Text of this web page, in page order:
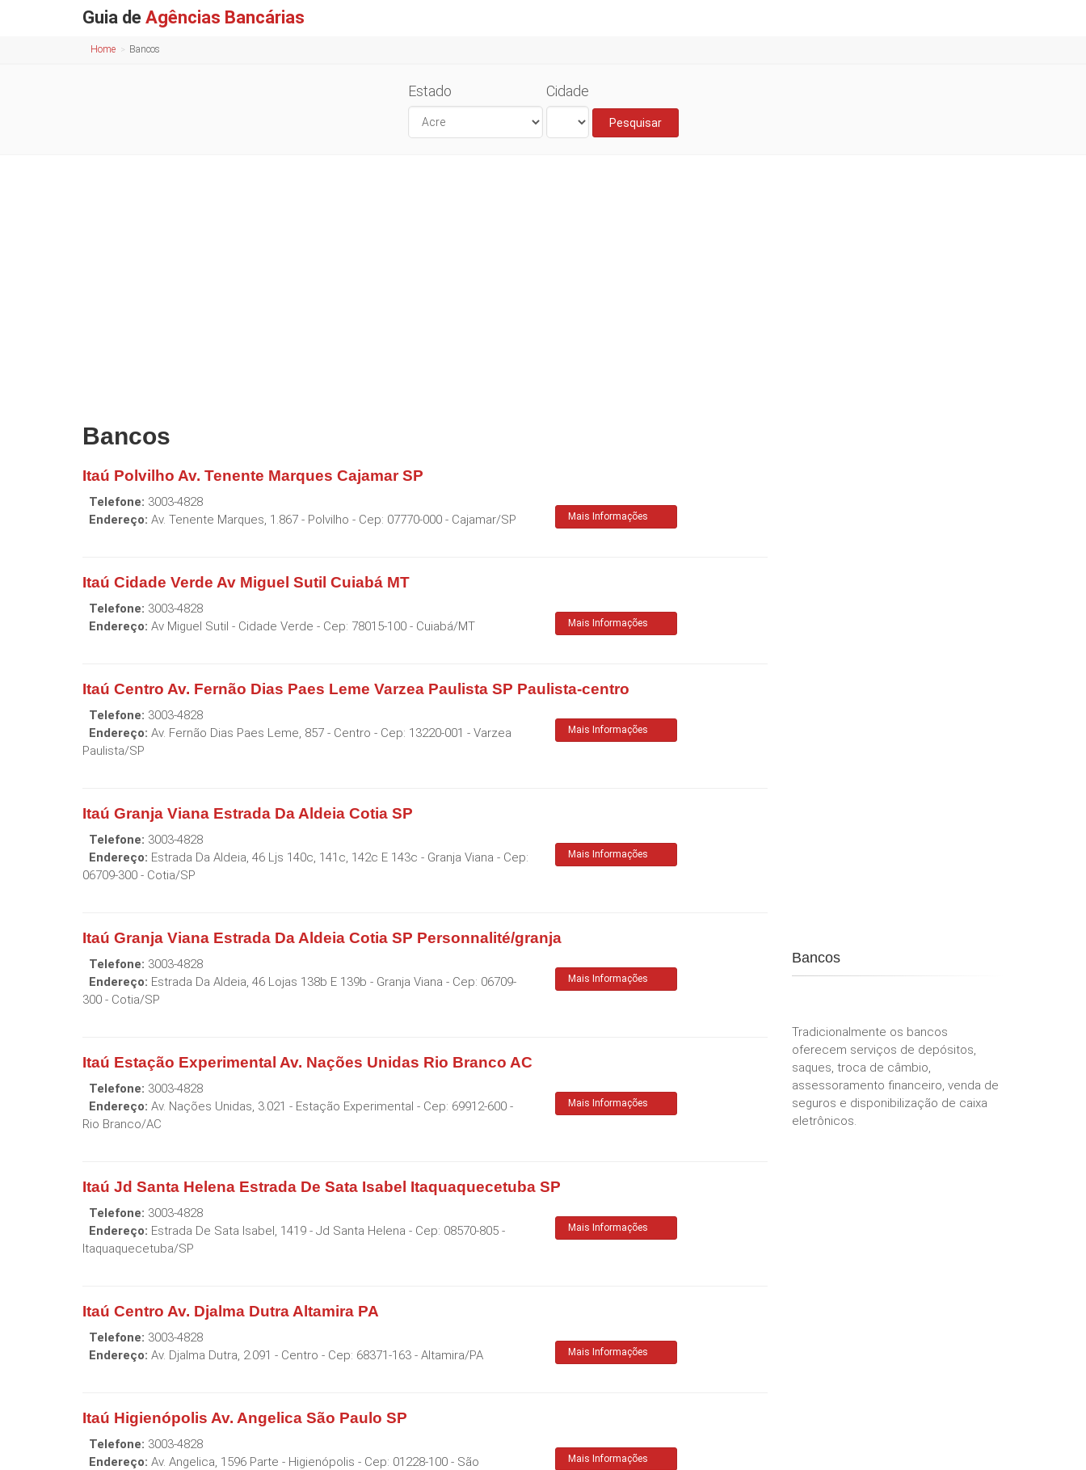
Guia de Agências Bancárias
Home Bancos
Estado Cidade
Pesquisar
Bancos
Itaú Polvilho Av. Tenente Marques Cajamar SP
Telefone: 3003-4828
Endereço: Av. Tenente Marques, 1.867 - Polvilho - Cep: 07770-000 - Cajamar/SP Mais Informações
Itaú Cidade Verde Av Miguel Sutil Cuiabá MT
Telefone: 3003-4828
Endereço: Av Miguel Sutil - Cidade Verde - Cep: 78015-100 - Cuiabá/MT Mais Informações
Itaú Centro Av. Fernão Dias Paes Leme Varzea Paulista SP Paulista-centro
Telefone: 3003-4828
Endereço: Av. Fernão Dias Paes Leme, 857 - Centro - Cep: 13220-001 - Varzea
Paulista/SP
Mais Informações
Itaú Granja Viana Estrada Da Aldeia Cotia SP
Telefone: 3003-4828
Endereço: Estrada Da Aldeia, 46 Ljs 140c, 141c, 142c E 143c - Granja Viana - Cep:
06709-300 - Cotia/SP
Mais Informações
Itaú Granja Viana Estrada Da Aldeia Cotia SP Personnalité/granja
Telefone: 3003-4828
Endereço: Estrada Da Aldeia, 46 Lojas 138b E 139b - Granja Viana - Cep: 06709-
300 - Cotia/SP
Mais Informações
Itaú Estação Experimental Av. Nações Unidas Rio Branco AC
Telefone: 3003-4828
Endereço: Av. Nações Unidas, 3.021 - Estação Experimental - Cep: 69912-600 -
Rio Branco/AC
Mais Informações
Itaú Jd Santa Helena Estrada De Sata Isabel Itaquaquecetuba SP
Telefone: 3003-4828
Endereço: Estrada De Sata Isabel, 1419 - Jd Santa Helena - Cep: 08570-805 -
Itaquaquecetuba/SP
Mais Informações
Itaú Centro Av. Djalma Dutra Altamira PA
Telefone: 3003-4828
Endereço: Av. Djalma Dutra, 2.091 - Centro - Cep: 68371-163 - Altamira/PA Mais Informações
Itaú Higienópolis Av. Angelica São Paulo SP
Telefone: 3003-4828
Endereço: Av. Angelica, 1596 Parte - Higienópolis - Cep: 01228-100 - São
Mais Informações
Bancos
Tradicionalmente os bancos
oferecem serviços de depósitos,
saques, troca de câmbio,
assessoramento financeiro, venda de
seguros e disponibilização de caixa
eletrônicos.